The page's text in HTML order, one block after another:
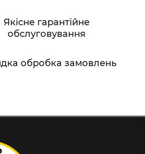
Якісне гарантійне
обслуговування
обробка замовлень